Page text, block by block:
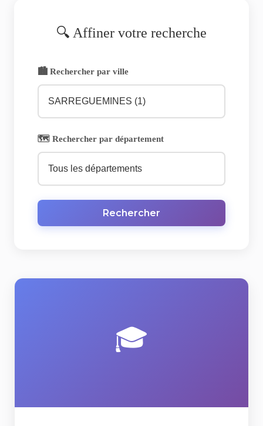
🔍 Affiner votre recherche
🏙️ Rechercher par ville
🗺️ Rechercher par département
Rechercher
🎓